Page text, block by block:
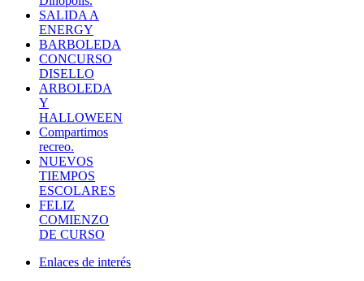
SALIDA A
ENERGY
BARBOLEDA
CONCURSO
DISELLO
ARBOLEDA
Y
HALLOWEEN
Compartimos
recreo.
NUEVOS
TIEMPOS
ESCOLARES
FELIZ
COMIENZO
DE CURSO
Enlaces de interés